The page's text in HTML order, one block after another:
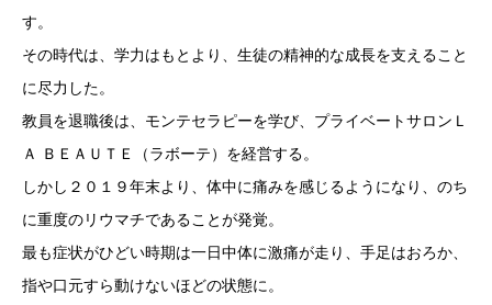
す。
その時代は、学力はもとより、生徒の精神的な成長を支えること
に尽力した。
教員を退職後は、モンテセラピーを学び、プライベートサロンＬ
Ａ ＢＥＡＵＴＥ（ラボーテ）を経営する。
しかし２０１９年末より、体中に痛みを感じるようになり、のち
に重度のリウマチであることが発覚。
最も症状がひどい時期は一日中体に激痛が走り、手足はおろか、
指や口元すら動けないほどの状態に。